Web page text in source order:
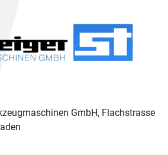
GmbH, Flachstrasse